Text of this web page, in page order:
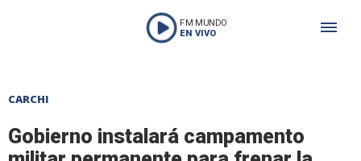
FM MUNDO
EN VIVO
CARCHI
Gobierno instalará campamento